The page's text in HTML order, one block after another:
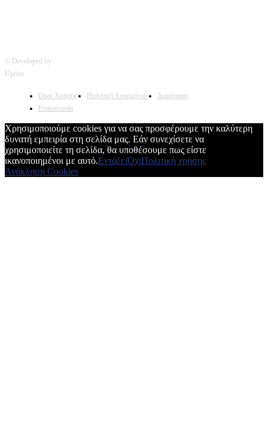
© Developed by
Uprise
Όροι Χρήσης Πολιτική Απορρήτου
Διαφήμιση
Επικοινωνία
Χρησιμοποιούμε cookies για να σας προσφέρουμε την καλύτερη
δυνατή εμπειρία στη σελίδα μας. Εάν συνεχίσετε να
χρησιμοποιείτε τη σελίδα, θα υποθέσουμε πως είστε
ικανοποιημένοι με αυτό.ΕντάξειΌχιΠολιτική χρήσης
Ανάκληση Cookies